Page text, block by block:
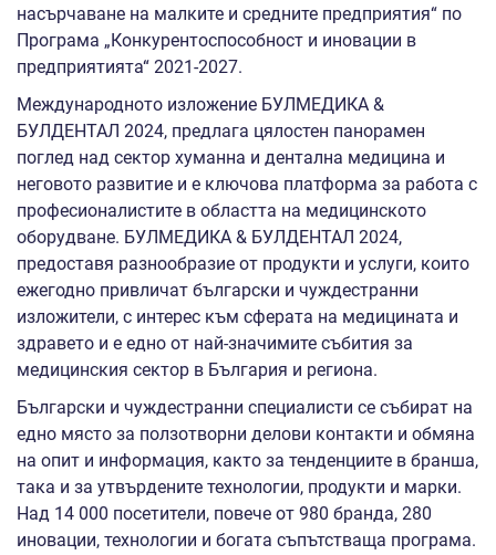
насърчаване на малките и средните предприятия“ по
Програма „Конкурентоспособност и иновации в
предприятията“ 2021-2027.
Международното изложение БУЛМЕДИКА &
БУЛДЕНТАЛ 2024, предлага цялостен панорамен
поглед над сектор хуманна и дентална медицина и
неговото развитие и е ключова платформа за работа с
професионалистите в областта на медицинското
оборудване. БУЛМЕДИКА & БУЛДЕНТАЛ 2024,
предоставя разнообразие от продукти и услуги, които
ежегодно привличат български и чуждестранни
изложители, с интерес към сферата на медицината и
здравето и е едно от най-значимите събития за
медицинския сектор в България и региона.
Български и чуждестранни специалисти се събират на
едно място за ползотворни делови контакти и обмяна
на опит и информация, както за тенденциите в бранша,
така и за утвърдените технологии, продукти и марки.
Над 14 000 посетители, повече от 980 бранда, 280
иновации, технологии и богата съпътстваща програма.